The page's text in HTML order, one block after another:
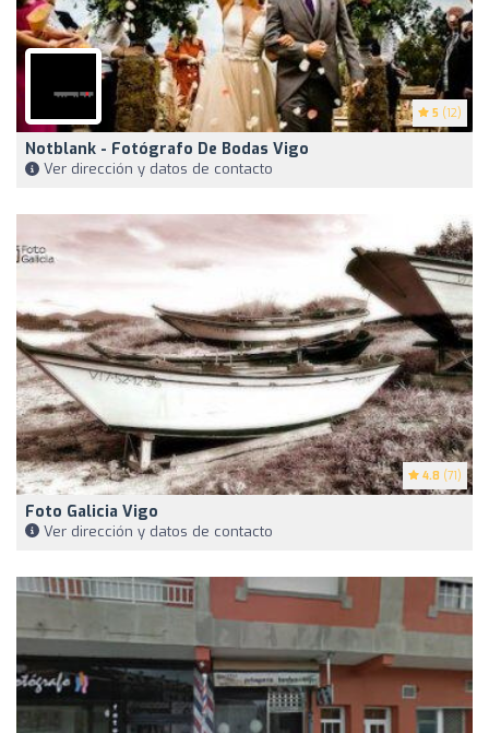
5 (12)
Notblank - Fotógrafo De Bodas Vigo
Ver dirección y datos de contacto
4.8 (71)
Foto Galicia Vigo
Ver dirección y datos de contacto